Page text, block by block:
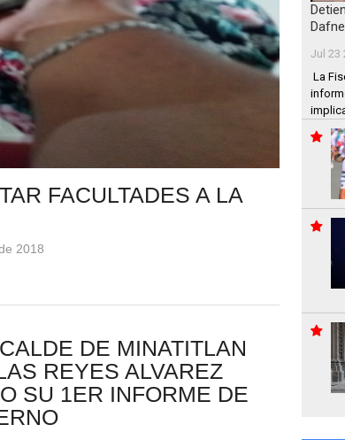
FACULTADES A LA
2018
DE MINATITLAN
REYES ALVAREZ
SU 1ER INFORME DE
Jul 23
La